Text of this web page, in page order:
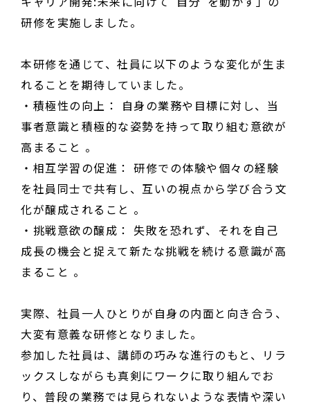
研修を実施しました。
本研修を通じて、社員に以下のような変化が生ま
れることを期待していました。
・積極性の向上： 自身の業務や目標に対し、当
事者意識と積極的な姿勢を持って取り組む意欲が
高まること 。
・相互学習の促進： 研修での体験や個々の経験
を社員同士で共有し、互いの視点から学び合う文
化が醸成されること 。
・挑戦意欲の醸成： 失敗を恐れず、それを自己
成長の機会と捉えて新たな挑戦を続ける意識が高
まること 。
実際、社員一人ひとりが自身の内面と向き合う、
大変有意義な研修となりました。
参加した社員は、講師の巧みな進行のもと、リラ
ックスしながらも真剣にワークに取り組んでお
り、普段の業務では見られないような表情や深い